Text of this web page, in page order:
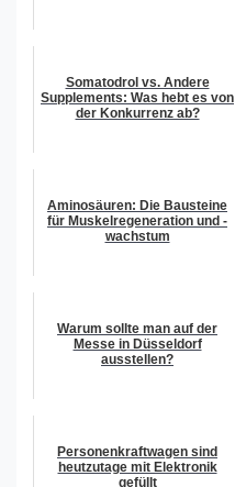
Somatodrol vs. Andere
Supplements: Was hebt es von
der Konkurrenz ab?
Aminosäuren: Die Bausteine
für Muskelregeneration und -
wachstum
Warum sollte man auf der
Messe in Düsseldorf
ausstellen?
Personenkraftwagen sind
heutzutage mit Elektronik
gefüllt